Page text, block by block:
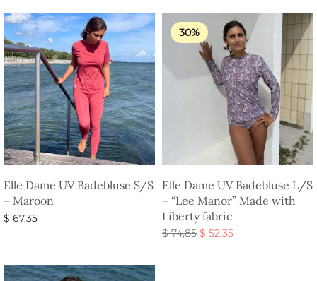
Elle Dame UV Badebluse S/S
– Maroon
$ 67,35
30%
Elle Dame UV Badebluse L/S
– “Lee Manor” Made with
Liberty fabric
$74,85 Den
$ 52,35Den